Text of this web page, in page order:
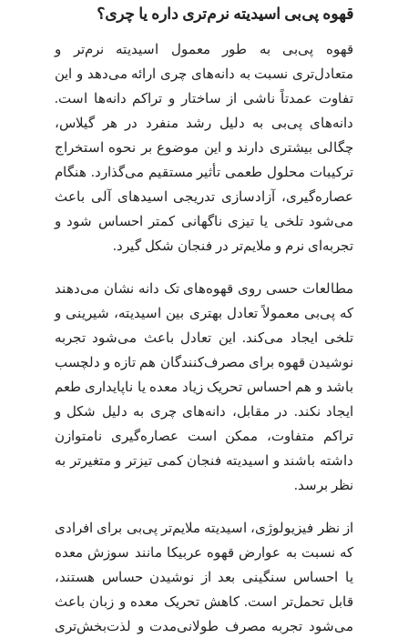
قهوه پی‌بی اسیدیته نرم‌تری داره یا چری؟
قهوه پی‌بی به طور معمول اسیدیته نرم‌تر و
متعادل‌تری نسبت به دانه‌های چری ارائه می‌دهد و این
تفاوت عمدتاً ناشی از ساختار و تراکم دانه‌ها است.
دانه‌های پی‌بی به دلیل رشد منفرد در هر گیلاس،
چگالی بیشتری دارند و این موضوع بر نحوه استخراج
ترکیبات محلول طعمی تأثیر مستقیم می‌گذارد. هنگام
عصاره‌گیری، آزادسازی تدریجی اسیدهای آلی باعث
می‌شود تلخی یا تیزی ناگهانی کمتر احساس شود و
تجربه‌ای نرم و ملایم‌تر در فنجان شکل گیرد.
مطالعات حسی روی قهوه‌های تک دانه نشان می‌دهند
که پی‌بی معمولاً تعادل بهتری بین اسیدیته، شیرینی و
تلخی ایجاد می‌کند. این تعادل باعث می‌شود تجربه
نوشیدن قهوه برای مصرف‌کنندگان هم تازه و دلچسب
باشد و هم احساس تحریک زیاد معده یا ناپایداری طعم
ایجاد نکند. در مقابل، دانه‌های چری به دلیل شکل و
تراکم متفاوت، ممکن است عصاره‌گیری نامتوازن
داشته باشند و اسیدیته فنجان کمی تیزتر و متغیرتر به
نظر برسد.
از نظر فیزیولوژی، اسیدیته ملایم‌تر پی‌بی برای افرادی
که نسبت به عوارض قهوه عربیکا مانند سوزش معده
یا احساس سنگینی بعد از نوشیدن حساس هستند،
قابل تحمل‌تر است. کاهش تحریک معده و زبان باعث
می‌شود تجربه مصرف طولانی‌مدت و لذت‌بخش‌تری